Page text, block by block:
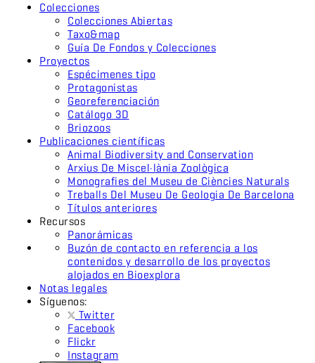
Colecciones
Colecciones Abiertas
Taxo&map
Guía De Fondos y Colecciones
Proyectos
Espécimenes tipo
Protagonistas
Georeferenciación
Catálogo 3D
Briozoos
Publicaciones científicas
Animal Biodiversity and Conservation
Arxius De Miscel·lània Zoològica
Monografies del Museu de Ciències Naturals
Treballs Del Museu De Geologia De Barcelona
Títulos anteriores
Recursos
Panorámicas
Buzón de contacto en referencia a los
contenidos y desarrollo de los proyectos
alojados en Bioexplora
Notas legales
Síguenos:
Twitter
Facebook
Flickr
Instagram